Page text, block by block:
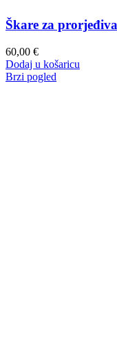
Škare za
60,00 €
Dodaj u košaricu
Brzi pogled